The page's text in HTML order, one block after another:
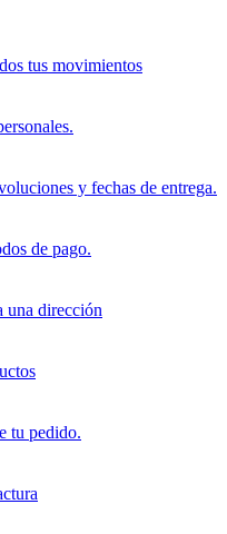
tus movimientos
y fechas de entrega.
de pago.
una dirección
tu pedido.